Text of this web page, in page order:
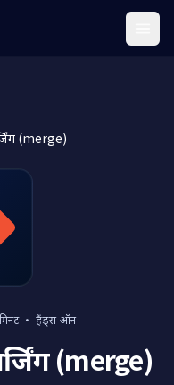
(merge)
· हैंड्स-ऑन
(merge)